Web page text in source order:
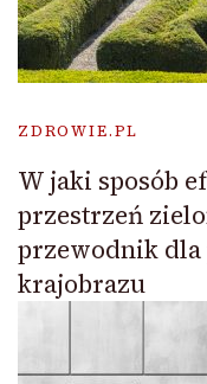
ZDROWIE.PL
W jaki sposób
przestrzeń
przewodnik
krajobrazu